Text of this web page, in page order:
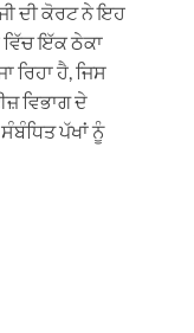
ਦੀ ਕੋਰਟ ਨੇ ਇਹ
ਵਿੱਚ ਇੱਕ ਠੇਕਾ
ਰਿਹਾ ਹੈ, ਜਿਸ
ਵਿਭਾਗ ਦੇ
ਪੱਖਾਂ ਨੂੰ